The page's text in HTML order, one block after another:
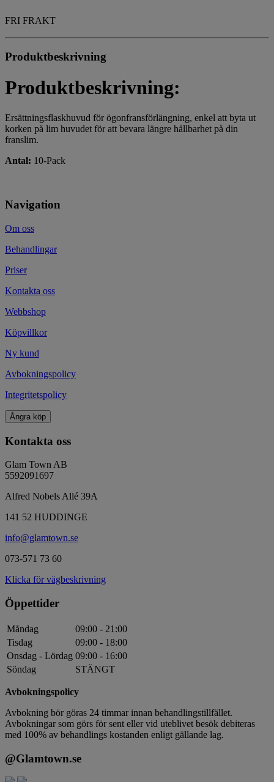
FRI FRAKT
Produktbeskrivning
Produktbeskrivning:
Ersättningsflaskhuvud för ögonfransförlängning, enkel att byta ut
korken på lim huvudet för att bevara längre hållbarhet på din
franslim.
Antal: 10-Pack
Navigation
Om oss
Behandlingar
Priser
Kontakta oss
Webbshop
Köpvillkor
Ny kund
Avbokningspolicy
Integritetspolicy
Ångra köp
Kontakta oss
Glam Town AB
5592091697
Alfred Nobels Allé 39A
141 52 HUDDINGE
info@glamtown.se
073-571 73 60
Klicka för vägbeskrivning
Öppettider
Måndag
09:00 - 21:00
Tisdag
09:00 - 18:00
Onsdag - Lördag 09:00 - 16:00
Söndag
STÄNGT
Avbokningspolicy
Avbokning bör göras 24 timmar innan behandlingstillfället.
Avbokningar som görs för sent eller vid uteblivet besök debiteras
med 100% av behandlings kostanden enligt gällande lag.
@Glamtown.se